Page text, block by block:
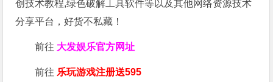
创技术教程,绿色破解工具软件等以及其他网络资源技术
分享平台，好货不私藏！
前往 大发娱乐官方网址
前往 乐玩游戏注册送595